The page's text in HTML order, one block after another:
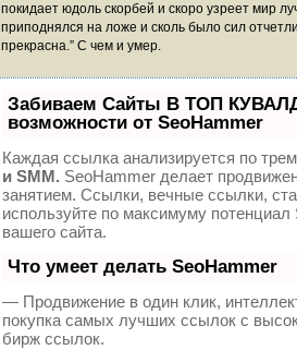
покидает юдоль скорбей и скоро узреет мир
приподнялся на ложе и сколь было сил
прекрасна.” С чем и умер.
Забиваем Сайты В ТОП
возможности от SeoHammer
Каждая ссылка анализируется по
и SMM. SeoHammer делает
занятием. Ссылки, вечные ссылки,
используйте по максимуму
вашего сайта.
Что умеет делать SeoHammer
— Продвижение в один клик,
покупка самых лучших ссылок с
бирж ссылок.